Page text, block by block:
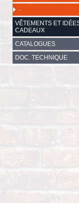
-
VÊTEMENTS ET
CADEAUX
CATALOGUES
DOC. TECHNIQUE